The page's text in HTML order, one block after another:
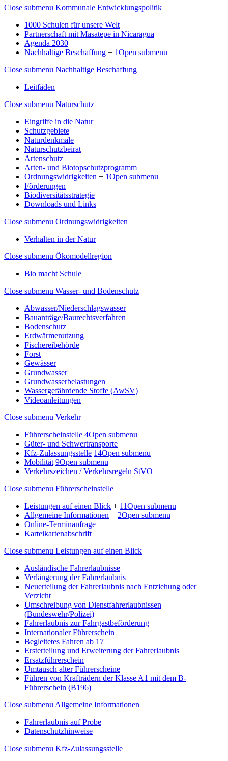
Close submenu Kommunale Entwicklungspolitik
1000 Schulen für unsere Welt
Partnerschaft mit Masatepe in Nicaragua
Agenda 2030
Nachhaltige Beschaffung + 1Open submenu
Close submenu Nachhaltige Beschaffung
Leitfäden
Close submenu Naturschutz
Eingriffe in die Natur
Schutzgebiete
Naturdenkmale
Naturschutzbeirat
Artenschutz
Arten- und Biotopschutzprogramm
Ordnungswidrigkeiten + 1Open submenu
Förderungen
Biodiversitätsstrategie
Downloads und Links
Close submenu Ordnungswidrigkeiten
Verhalten in der Natur
Close submenu Ökomodellregion
Bio macht Schule
Close submenu Wasser- und Bodenschutz
Abwasser/Niederschlagswasser
Bauanträge/Baurechtsverfahren
Bodenschutz
Erdwärmenutzung
Fischereibehörde
Forst
Gewässer
Grundwasser
Grundwasserbelastungen
Wassergefährdende Stoffe (AwSV)
Videoanleitungen
Close submenu Verkehr
Führerscheinstelle 4Open submenu
Güter- und Schwertransporte
Kfz-Zulassungsstelle 14Open submenu
Mobilität 9Open submenu
Verkehrszeichen / Verkehrsregeln StVO
Close submenu Führerscheinstelle
Leistungen auf einen Blick + 11Open submenu
Allgemeine Informationen + 2Open submenu
Online-Terminanfrage
Karteikartenabschrift
Close submenu Leistungen auf einen Blick
Ausländische Fahrerlaubnisse
Verlängerung der Fahrerlaubnis
Neuerteilung der Fahrerlaubnis nach Entziehung oder
Verzicht
Umschreibung von Dienstfahrerlaubnissen
(Bundeswehr/Polizei)
Fahrerlaubnis zur Fahrgastbeförderung
Internationaler Führerschein
Begleitetes Fahren ab 17
Ersterteilung und Erweiterung der Fahrerlaubnis
Ersatzführerschein
Umtausch alter Führerscheine
Führen von Krafträdern der Klasse A1 mit dem B-
Führerschein (B196)
Close submenu Allgemeine Informationen
Fahrerlaubnis auf Probe
Datenschutzhinweise
Close submenu Kfz-Zulassungsstelle